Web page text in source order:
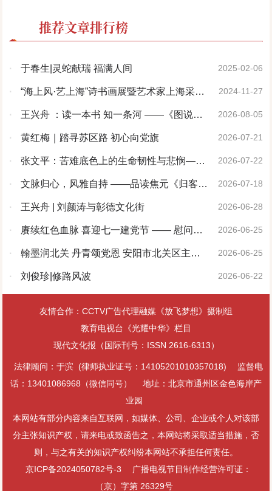
推荐文章排行榜
· 于春生|灵蛇献瑞 福满人间 2025-02-06
·
“海上风·艺上海”诗书画展暨艺术家上海采风
活动开幕仪式在上海隆重举行
2024-11-27
·
王兴舟 ：读一本书 知一条河 ——《图说洹
河》序
2026-08-05
· 黄红梅｜踏寻苏区路 初心向党旗 2026-07-21
·
张文平：苦难底色上的生命韧性与悲悯——
评孟黎明先生《黄土地的婆姨》
2026-07-22
·
文脉归心，风雅自持 ——品读焦元《归客
集》《风雅集》
2026-07-18
· 王兴舟 | 刘颜涛与彰德文化街 2026-06-28
·
赓续红色血脉 喜迎七一建党节 —— 慰问志
愿军老战士
2026-06-25
·
翰墨润北关 丹青颂党恩 安阳市北关区主题
书画展圆满举办
2026-06-25
· 刘俊珍|修路风波 2026-06-22
友情合作：CCTV广告代理融媒《放飞梦想》摄制组
教育电视台《光耀中华》栏目
现代文化报（国际刊号：ISSN 2616-6313）
法律顾问：于滨 (律师执业证号：14105201010357018)
监督电
话：13401086968（微信同号）
地址：北京市通州区金色海岸产
业园
本网站有部分内容来自互联网，如媒体、公司、企业或个人对该部
分主张知识产权，请来电或致函告之，本网站将采取适当措施，否
则，与之有关的知识产权纠纷本网站不承担任何责任。
京ICP备2024050782号-3
广播电视节目制作经营许可证：
（京）字第 26329号